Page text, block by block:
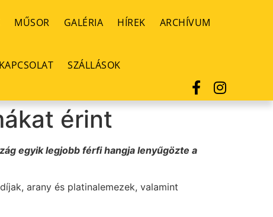
MŰSOR GALÉRIA HÍREK ARCHÍVUM
KAPCSOLAT SZÁLLÁSOK
érint
egyik legjobb férfi hangja lenyűgözte a
arany és platinalemezek, valamint